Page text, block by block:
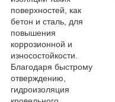
поверхностей, как
бетон и сталь, для
повышения
коррозионной и
износостойкости.
Благодаря быстрому
отверждению,
гидроизоляция